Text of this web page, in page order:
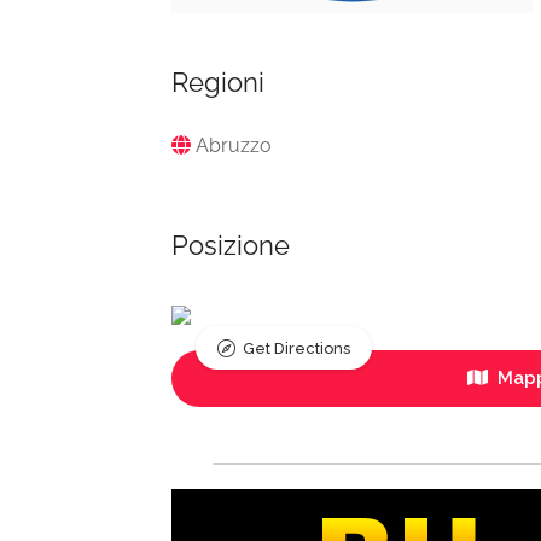
Regioni
Abruzzo
Posizione
Get Directions